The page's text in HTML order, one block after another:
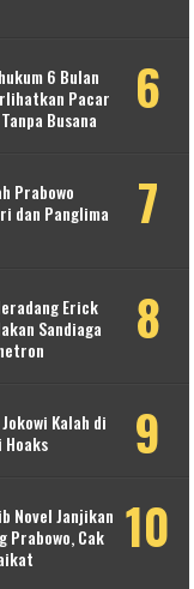
6 Bulan
Pacar
Busana
Prabowo
dan Panglima
Erick
Sandiaga
Jokowi Kalah di
Novel Janjikan
Prabowo, Cak